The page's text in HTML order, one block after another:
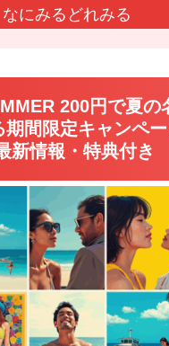
なにみるどれみる
200円で夏の
期間限定キャンペ
新情報・特典付き